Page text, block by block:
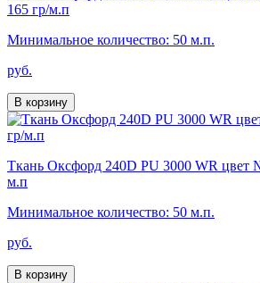
165 гр/м.п
Минимальное количество: 50 м.п.
руб.
В корзину
Ткань Оксфорд 240D PU 3000 WR цвет
м.п
Минимальное количество: 50 м.п.
руб.
В корзину